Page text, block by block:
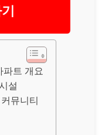
트 개요
설
뮤니티